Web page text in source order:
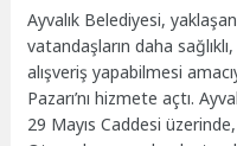
Ayvalık Belediyesi,
vatandaşların daha
alışveriş yapabilmesi
Pazarı’nı hizmete açtı.
29 Mayıs Caddesi